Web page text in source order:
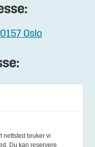
Oslo
nettsted bruker vi
Du kan reservere